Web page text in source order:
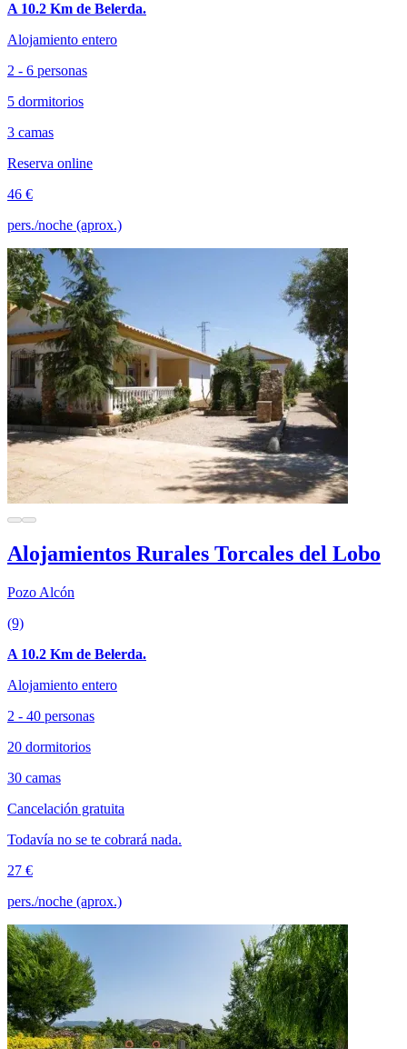
A 10.2 Km de Belerda.
Alojamiento entero
2 - 6 personas
5 dormitorios
3 camas
Reserva online
46 €
pers./noche (aprox.)
Alojamientos Rurales Torcales del Lobo
Pozo Alcón
(9)
A 10.2 Km de Belerda.
Alojamiento entero
2 - 40 personas
20 dormitorios
30 camas
Cancelación gratuita
Todavía no se te cobrará nada.
27 €
pers./noche (aprox.)